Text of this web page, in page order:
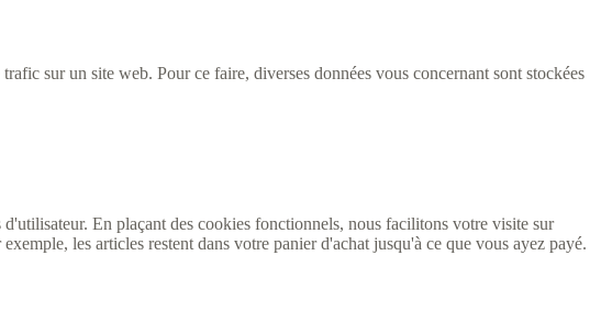
sur un site web. Pour ce faire, diverses données vous concernant sont stockées
En plaçant des cookies fonctionnels, nous facilitons votre visite sur
les articles restent dans votre panier d'achat jusqu'à ce que vous ayez payé.